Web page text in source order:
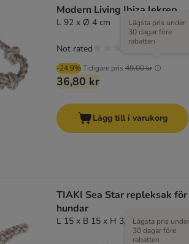
Modern Living Ibiza lekrep
L 92 x Ø 4 cm
-24.9%Tidigare pris 49,00 kr
Lägsta pris under
30 dagar före
rabatten
36,80 kr
Not rated
Lägg till i varukorg
TIAKI Sea Star repleksak för
hundar
L 15 x B 15 x H 3,5 cmLägsta pris under
30 dagar före
rabatten